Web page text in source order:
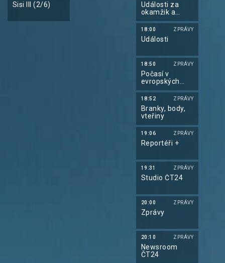
Sisi III (2/6)
Události za
okamžik a
počasí
18:00 ZPRÁVY
Události
18:50 ZPRÁVY
Počasí v
evropských
metropolích
18:52 ZPRÁVY
Branky, body,
vteřiny
19:06 ZPRÁVY
Reportéři +
19:31 ZPRÁVY
Studio ČT24
20:00 ZPRÁVY
Zprávy
20:10 ZPRÁVY
Newsroom
ČT24